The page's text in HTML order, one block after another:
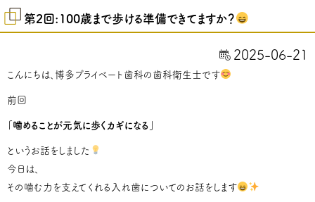
第2回:100歳まで歩ける準備できてますか？
2025-06-21
こんにちは、博多プライベート歯科の歯科衛生士です
前回
「噛めることが元気に歩くカギになる」
というお話をしました
今日は、
その噛む力を支えてくれる入れ歯についてのお話をします